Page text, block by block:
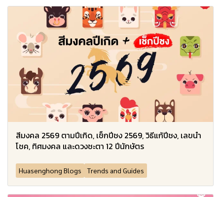
สีมงคล 2569 ตามปีเกิด, เช็กปีชง 2569, วิธีแก้ปีชง, เลขนำ
โชค, ทิศมงคล และดวงชะตา 12 ปีนักษัตร
Huasenghong Blogs Trends and Guides